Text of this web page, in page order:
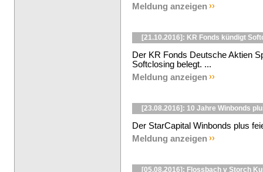
Meldung anzeigen
[21.10.2016]: KR Fonds kündigt
Der KR Fonds Deutsche Aktien
Softclosing belegt. ...
Meldung anzeigen
[23.08.2016]: 10 Jahre Winbonds
Der StarCapital Winbonds plus
Meldung anzeigen
[05.08.2016]: Flossbach v Storch